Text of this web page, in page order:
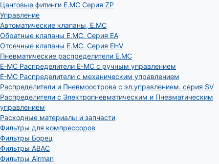
Цанговые фитинги E.MC Серия ZP
Управление
Автоматические клапаны, Е.МС
Обратные клапаны E.MC. Серия EA
Отсечные клапаны E.MC. Серия EHV
Пневматические распределители E.MC
E-MC Распределители E-MC с ручным управлением
E-MC Распределители с механическим управлением
Распределители и Пневмоострова с эл.управлением. серия SV
Распределители с Электропневматическим и Пневматическим
управлением
Расходные материалы и запчасти
Фильтры для компрессоров
Фильтры Борец
Фильтры ABAC
Фильтры Airman